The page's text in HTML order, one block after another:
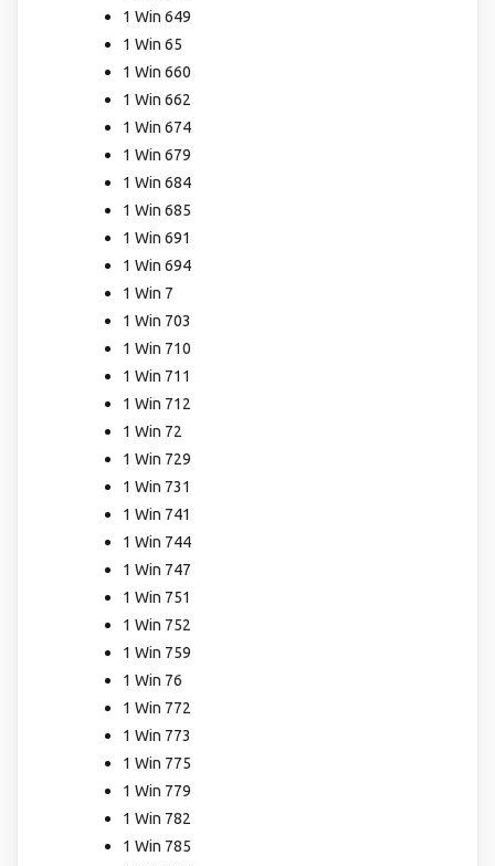
1 Win 649
1 Win 65
1 Win 660
1 Win 662
1 Win 674
1 Win 679
1 Win 684
1 Win 685
1 Win 691
1 Win 694
1 Win 7
1 Win 703
1 Win 710
1 Win 711
1 Win 712
1 Win 72
1 Win 729
1 Win 731
1 Win 741
1 Win 744
1 Win 747
1 Win 751
1 Win 752
1 Win 759
1 Win 76
1 Win 772
1 Win 773
1 Win 775
1 Win 779
1 Win 782
1 Win 785